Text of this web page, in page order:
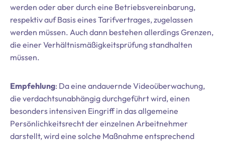
werden oder aber durch eine Betriebsvereinbarung,
respektiv auf Basis eines Tarifvertrages, zugelassen
werden müssen. Auch dann bestehen allerdings Grenzen,
die einer Verhältnismäßigkeitsprüfung standhalten
müssen.
Empfehlung: Da eine andauernde Videoüberwachung,
die verdachtsunabhängig durchgeführt wird, einen
besonders intensiven Eingriff in das allgemeine
Persönlichkeitsrecht der einzelnen Arbeitnehmer
darstellt, wird eine solche Maßnahme entsprechend